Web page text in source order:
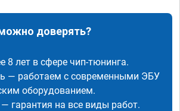
доверять?
8 лет в сфере чип-тюнинга.
— работаем с современными ЭБУ
оборудованием.
гарантия на все виды работ.